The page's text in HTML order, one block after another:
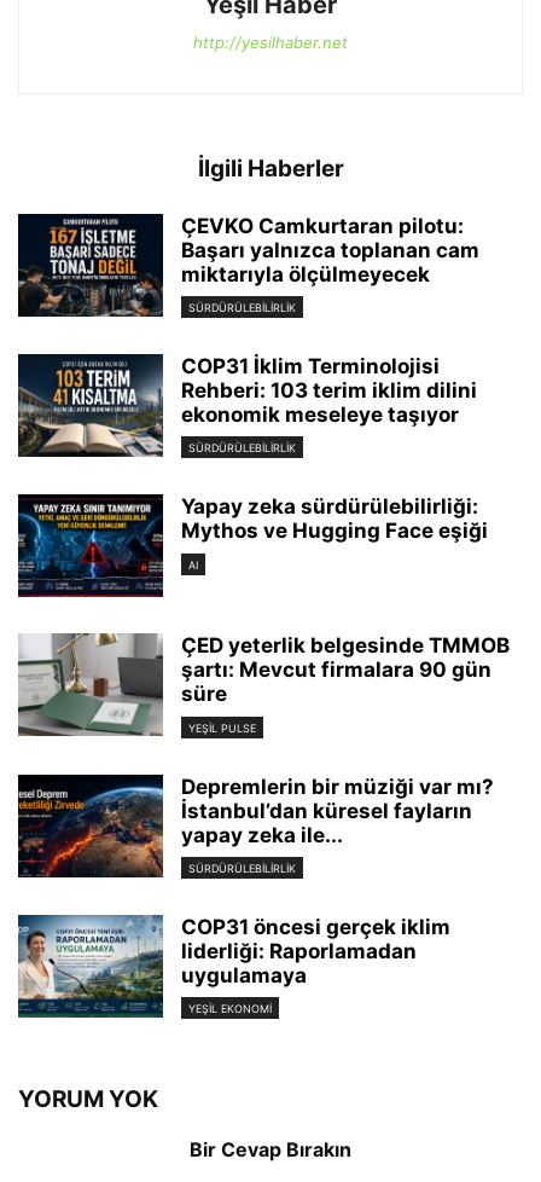
http://yesilhaber.net
İlgili Haberler
ÇEVKO Camkurtaran pilotu:
Başarı yalnızca toplanan cam
miktarıyla ölçülmeyecek
SÜRDÜRÜLEBILIRLIK
COP31 İklim Terminolojisi
Rehberi: 103 terim iklim dilini
ekonomik meseleye taşıyor
SÜRDÜRÜLEBILIRLIK
Yapay zeka sürdürülebilirliği:
Mythos ve Hugging Face eşiği
AI
ÇED yeterlik belgesinde TMMOB
şartı: Mevcut firmalara 90 gün
süre
YEŞIL PULSE
Depremlerin bir müziği var mı?
İstanbul’dan küresel fayların
yapay zeka ile...
SÜRDÜRÜLEBILIRLIK
COP31 öncesi gerçek iklim
liderliği: Raporlamadan
uygulamaya
YEŞIL EKONOMI
YORUM YOK
Bir Cevap Bırakın